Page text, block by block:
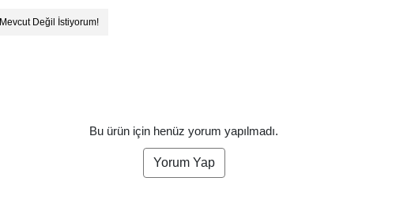
Mevcut Değil İstiyorum!
Bu ürün için henüz yorum yapılmadı.
Yorum Yap